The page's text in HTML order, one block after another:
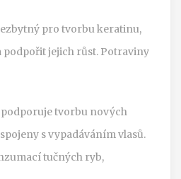
pro tvorbu keratinu,
podpořit jejich růst. Potraviny
tvorbu nových
s vypadáváním vlasů.
tučných ryb,